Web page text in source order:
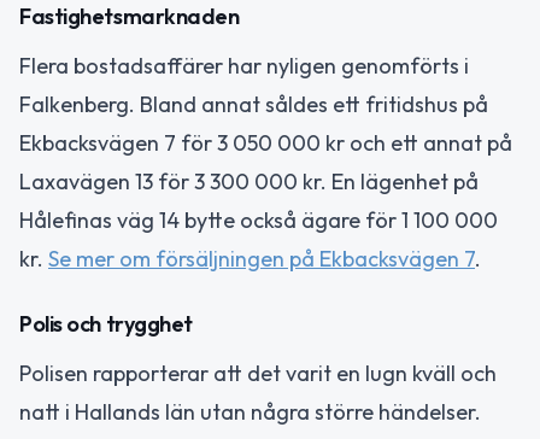
Fastighetsmarknaden
Flera bostadsaffärer har nyligen genomförts i
Falkenberg. Bland annat såldes ett fritidshus på
Ekbacksvägen 7 för 3 050 000 kr och ett annat på
Laxavägen 13 för 3 300 000 kr. En lägenhet på
Hålefinas väg 14 bytte också ägare för 1 100 000
kr. Se mer om försäljningen på Ekbacksvägen 7.
Polis och trygghet
Polisen rapporterar att det varit en lugn kväll och
natt i Hallands län utan några större händelser.